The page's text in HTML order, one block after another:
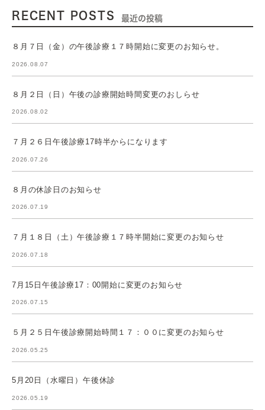
RECENT POSTS 最近の投稿
８月７日（金）の午後診療１７時開始に変更のお知らせ。
2026.08.07
８月２日（日）午後の診療開始時間変更のおしらせ
2026.08.02
７月２６日午後診療17時半からになります
2026.07.26
８月の休診日のお知らせ
2026.07.19
７月１８日（土）午後診療１７時半開始に変更のお知らせ
2026.07.18
7月15日午後診療17：00開始に変更のお知らせ
2026.07.15
５月２５日午後診療開始時間１７：００に変更のお知らせ
2026.05.25
5月20日（水曜日）午後休診
2026.05.19